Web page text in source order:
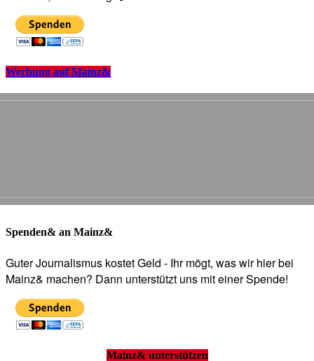
Werbung auf Mainz&
Spenden& an Mainz&
Guter Journalismus kostet Geld - Ihr mögt, was wir hier bei
Mainz& machen? Dann unterstützt uns mit einer Spende!
Mainz& unterstützen